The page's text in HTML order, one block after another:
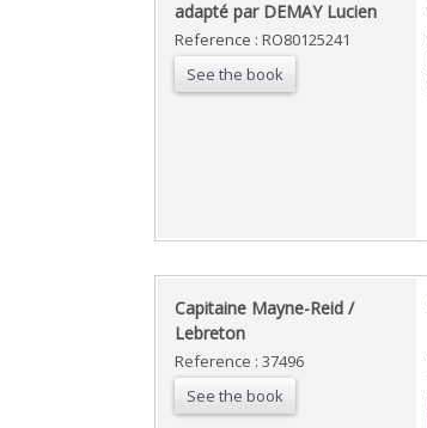
adapté par DEMAY Lucien‎
Reference : RO80125241
See the book
‎Capitaine Mayne-Reid /
Lebreton ‎
Reference : 37496
See the book